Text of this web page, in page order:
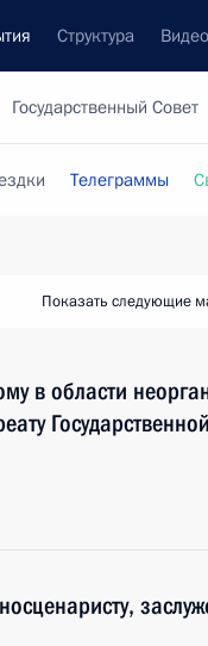
Структура
Государственный Совет
Телеграммы
Показать следующие
в области